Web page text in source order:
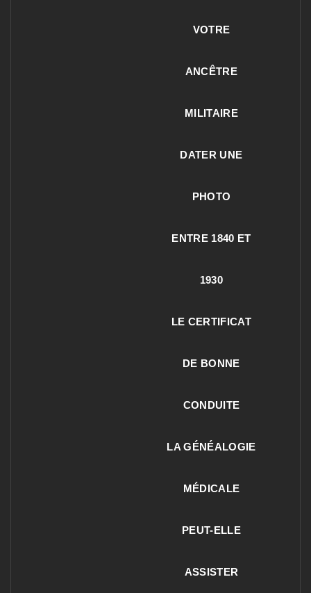
VOTRE
ANCÊTRE
MILITAIRE
DATER UNE
PHOTO
ENTRE 1840 ET
1930
LE CERTIFICAT
DE BONNE
CONDUITE
LA GÉNÉALOGIE
MÉDICALE
PEUT-ELLE
ASSISTER